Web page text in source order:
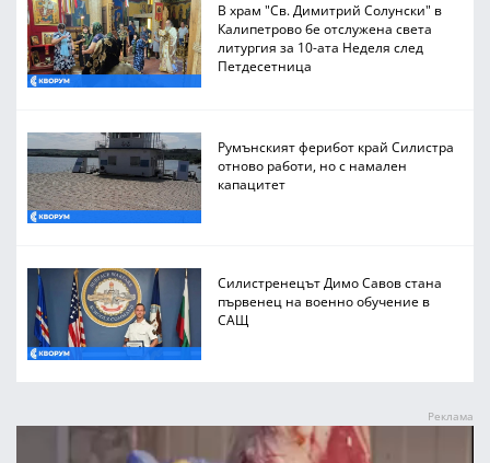
В храм "Св. Димитрий Солунски" в
Калипетрово бе отслужена света
литургия за 10-ата Неделя след
Петдесетница
Румънският ферибот край Силистра
отново работи, но с намален
капацитет
Силистренецът Димо Савов стана
първенец на военно обучение в
САЩ